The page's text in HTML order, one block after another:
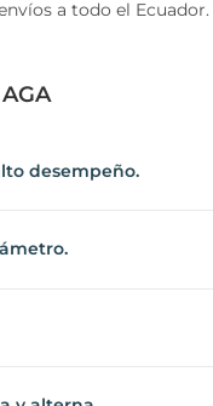
a todo el
desempeño.